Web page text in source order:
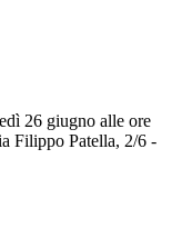
26 giugno alle ore
Filippo Patella, 2/6 -